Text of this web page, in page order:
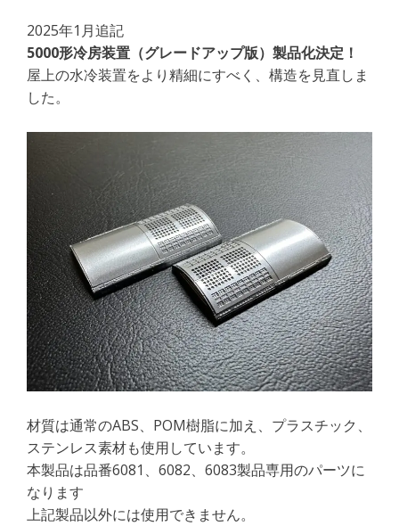
2025年1月追記
5000形冷房装置（グレードアップ版）製品化決定！
屋上の水冷装置をより精細にすべく、構造を見直しま
した。
材質は通常のABS、POM樹脂に加え、プラスチック、
ステンレス素材も使用しています。
本製品は品番6081、6082、6083製品専用のパーツに
なります
上記製品以外には使用できません。